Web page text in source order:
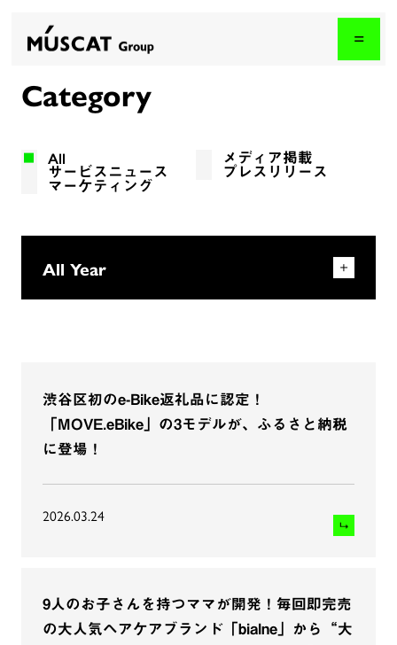
Category
All
メディア掲載
サービスニュース
プレスリリース
マーケティング
All Year
2024年
2021年
渋谷区初のe-Bike返礼品に認定！
「MOVE.eBike」の3モデルが、ふるさと納税
に登場！
2026.03.24
9人のお子さんを持つママが開発！毎回即完売
の大人気ヘアケアブランド「bialne」から“大